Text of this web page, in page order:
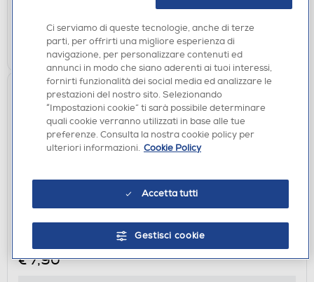
Ritiro in negozio in 30' gratuito:verifica
AGGIUNGI
CAVI - ADATTATORI
SBS - 3,5 connection cavo jack to jack stereo 1m,-
€ 7,90
Ci serviamo di queste tecnologie, anche di terze
parti, per offrirti una migliore esperienza di
navigazione, per personalizzare contenuti ed
annunci in modo che siano aderenti ai tuoi interessi,
fornirti funzionalità dei social media ed analizzare le
prestazioni del nostro sito. Selezionando
“Impostazioni cookie” ti sarà possibile determinare
quali cookie verranno utilizzati in base alle tue
preferenze. Consulta la nostra cookie policy per
ulteriori informazioni. Cookie Policy
Accetta tutti
Gestisci cookie